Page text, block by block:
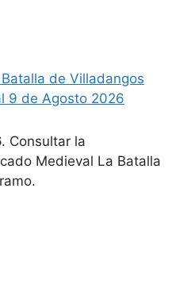
de Villadangos
9 de Agosto 2026
Consultar la
Medieval La Batalla